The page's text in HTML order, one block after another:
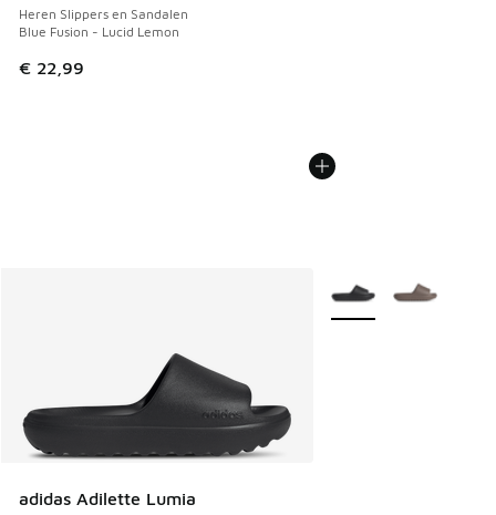
Heren Slippers en Sandalen
Blue Fusion - Lucid Lemon
€ 22,99
adidas Adilette Lumia
Meer kleuren